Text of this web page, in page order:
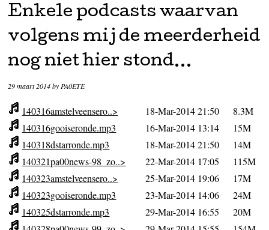
Enkele podcasts waarvan
volgens mij de meerderheid
nog niet hier stond…
29 maart 2014byPA0ETE
140316amstelveensero..> 18-Mar-2014 21:50
8.3M
140316gooiseronde.mp3
16-Mar-2014 13:14
15M
140318dstarronde.mp3
18-Mar-2014 21:50
14M
140321pa00news-98_zo..>
22-Mar-2014 17:05
115M
140323amstelveensero..>
25-Mar-2014 19:06
17M
140323gooiseronde.mp3
23-Mar-2014 14:06
24M
140325dstarronde.mp3
29-Mar-2014 16:55
20M